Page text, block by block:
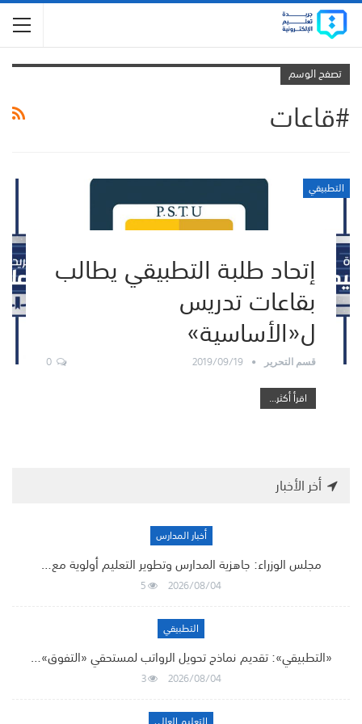
تصفح الوسم
#قاعات
التطبيقي
إتحاد طلبة التطبيقي يطالب
بقاعات تدريس
ل«الأساسية»
قسم التحرير 2019/09/19
0
اقرأ أكثر...
أخر الأخبار
أخبار المدارس
مجلس الوزراء: جاهزية المدارس وتطوير التعليم أولوية مع…
2026/08/04
5
التطبيقي
«التطبيقي»: تقديم نماذج تحويل الرواتب لمستحقي «التفوق»…
2026/08/04
3